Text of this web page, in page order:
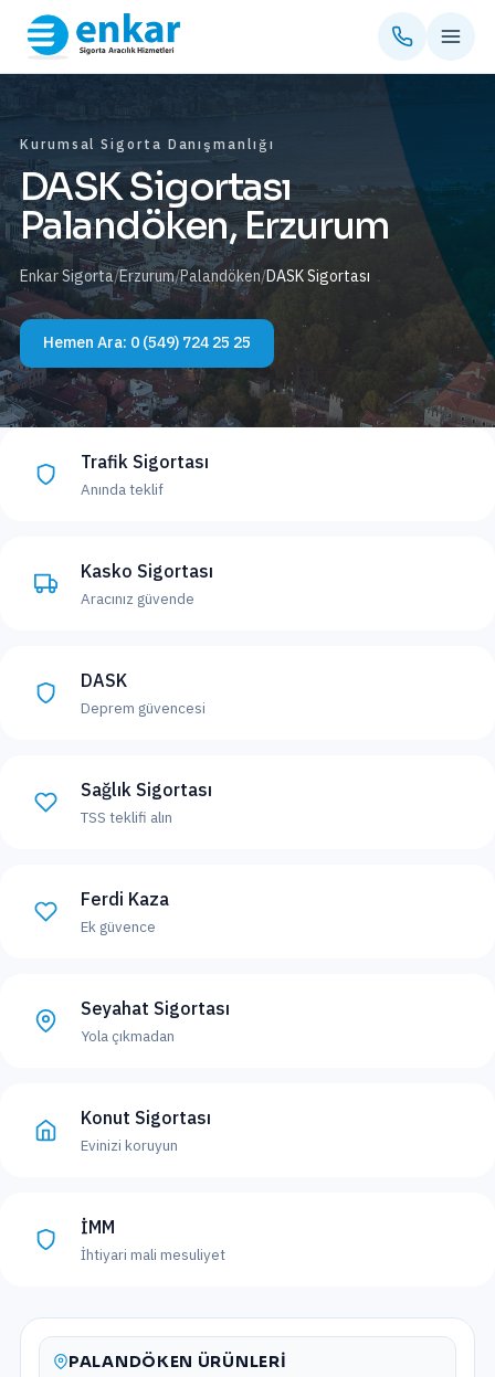
Kurumsal Sigorta Danışmanlığı
DASK Sigortası
Palandöken, Erzurum
Enkar Sigorta/Erzurum/Palandöken/DASK Sigortası
Hemen Ara: 0 (549) 724 25 25
Trafik Sigortası
Anında teklif
Kasko Sigortası
Aracınız güvende
DASK
Deprem güvencesi
Sağlık Sigortası
TSS teklifi alın
Ferdi Kaza
Ek güvence
Seyahat Sigortası
Yola çıkmadan
Konut Sigortası
Evinizi koruyun
İMM
İhtiyari mali mesuliyet
PALANDÖKEN ÜRÜNLERI